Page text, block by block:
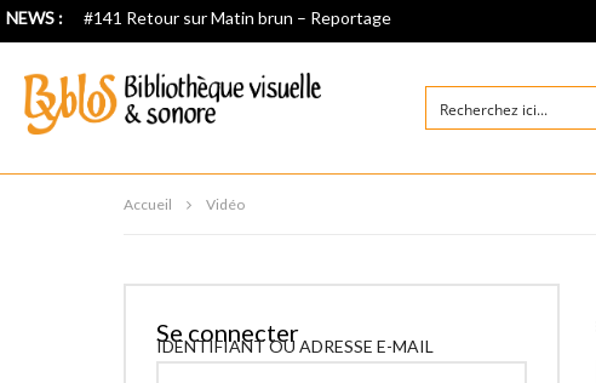
NEWS : #141 Retour sur Matin brun – Reportage
Accueil Vidéo
Se connecter
IDENTIFIANT OU ADRESSE E-MAIL